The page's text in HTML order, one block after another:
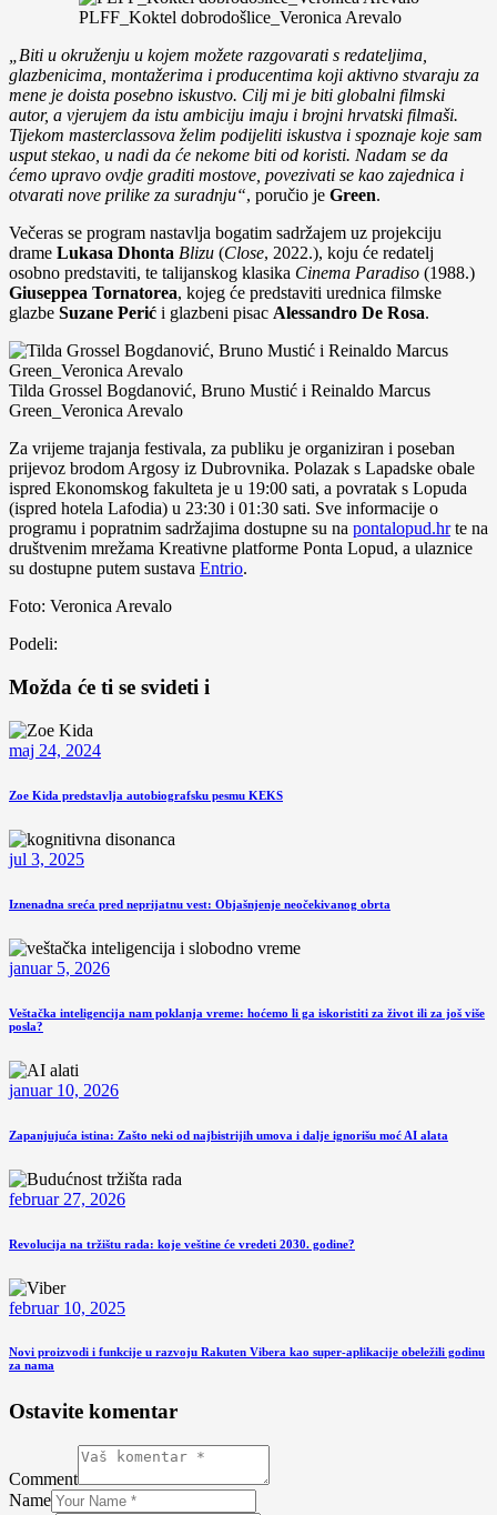
PLFF_Koktel dobrodošlice_Veronica Arevalo
„Biti u okruženju u kojem možete razgovarati s redateljima,
glazbenicima, montažerima i producentima koji aktivno stvaraju za
mene je doista posebno iskustvo. Cilj mi je biti globalni filmski
autor, a vjerujem da istu ambiciju imaju i brojni hrvatski filmaši.
Tijekom masterclassova želim podijeliti iskustva i spoznaje koje sam
usput stekao, u nadi da će nekome biti od koristi. Nadam se da
ćemo upravo ovdje graditi mostove, povezivati se kao zajednica i
otvarati nove prilike za suradnju“, poručio je Green.
Večeras se program nastavlja bogatim sadržajem uz projekciju
drame Lukasa Dhonta Blizu (Close, 2022.), koju će redatelj
osobno predstaviti, te talijanskog klasika Cinema Paradiso (1988.)
Giuseppea Tornatorea, kojeg će predstaviti urednica filmske
glazbe Suzane Perić i glazbeni pisac Alessandro De Rosa.
Tilda Grossel Bogdanović, Bruno Mustić i Reinaldo Marcus
Green_Veronica Arevalo
Za vrijeme trajanja festivala, za publiku je organiziran i poseban
prijevoz brodom Argosy iz Dubrovnika. Polazak s Lapadske obale
ispred Ekonomskog fakulteta je u 19:00 sati, a povratak s Lopuda
(ispred hotela Lafodia) u 23:30 i 01:30 sati. Sve informacije o
programu i popratnim sadržajima dostupne su na pontalopud.hrte na
društvenim mrežama Kreativne platforme Ponta Lopud, a ulaznice
su dostupne putem sustava Entrio.
Foto: Veronica Arevalo
Podeli:
Možda će ti se svideti i
maj 24, 2024
Zoe Kida predstavlja autobiografsku pesmu KEKS
jul 3, 2025
Iznenadna sreća pred neprijatnu vest: Objašnjenje neočekivanog obrta
januar 5, 2026
Veštačka inteligencija nam poklanja vreme: hoćemo li ga iskoristiti za život ili za još više
posla?
januar 10, 2026
Zapanjujuća istina: Zašto neki od najbistrijih umova i dalje ignorišu moć AI alata
februar 27, 2026
Revolucija na tržištu rada: koje veštine će vredeti 2030. godine?
februar 10, 2025
Novi proizvodi i funkcije u razvoju Rakuten Vibera kao super-aplikacije obeležili godinu
za nama
Ostavite komentar
Comment
Name